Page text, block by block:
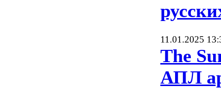
11.01.2025
The
АПЛ